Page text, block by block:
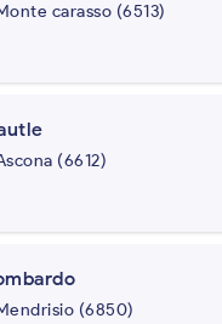
carasso (6513)
(6612)
(6850)